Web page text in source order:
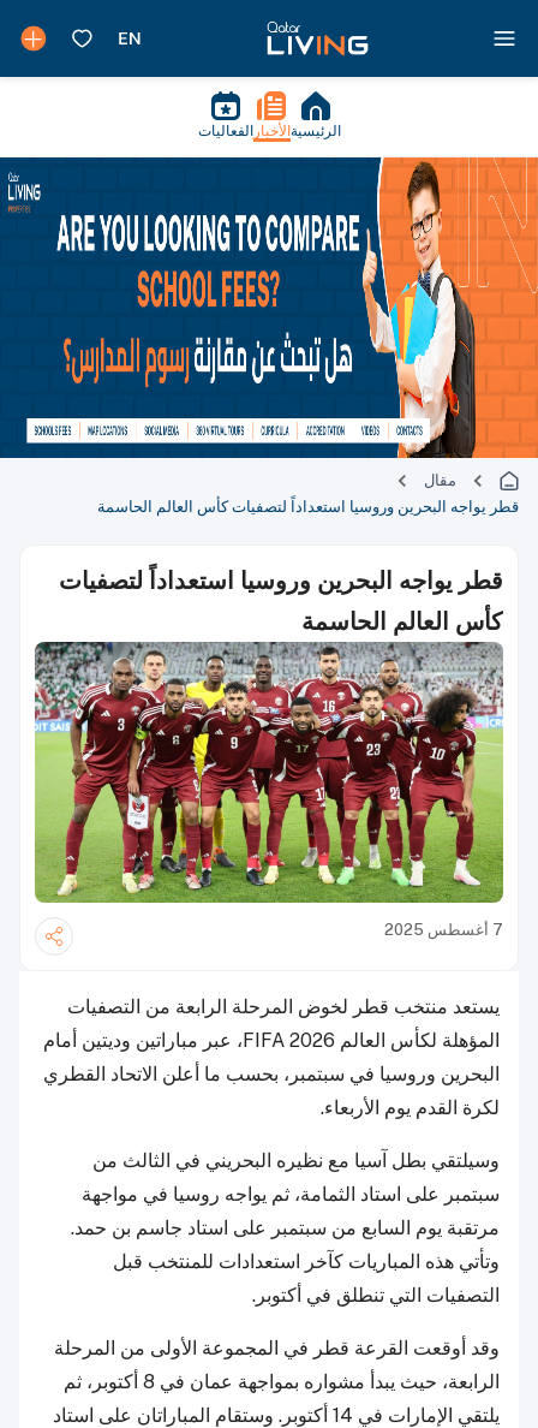
الرئيسية الأخبار الفعاليات
مقال
قطر يواجه البحرين وروسيا استعداداً لتصفيات كأس العالم الحاسمة
قطر يواجه البحرين وروسيا استعداداً لتصفيات
كأس العالم الحاسمة
7 أغسطس 2025
يستعد منتخب قطر لخوض المرحلة الرابعة من التصفيات
المؤهلة لكأس العالم FIFA 2026، عبر مباراتين وديتين أمام
البحرين وروسيا في سبتمبر، بحسب ما أعلن الاتحاد القطري
لكرة القدم يوم الأربعاء.
وسيلتقي بطل آسيا مع نظيره البحريني في الثالث من
سبتمبر على استاد الثمامة، ثم يواجه روسيا في مواجهة
مرتقبة يوم السابع من سبتمبر على استاد جاسم بن حمد.
وتأتي هذه المباريات كآخر استعدادات للمنتخب قبل
التصفيات التي تنطلق في أكتوبر.
وقد أوقعت القرعة قطر في المجموعة الأولى من المرحلة
الرابعة، حيث يبدأ مشواره بمواجهة عمان في 8 أكتوبر، ثم
يلتقي الإمارات في 14 أكتوبر. وستقام المباراتان على استاد